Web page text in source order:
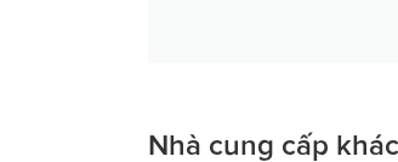
Nhà cung cấp